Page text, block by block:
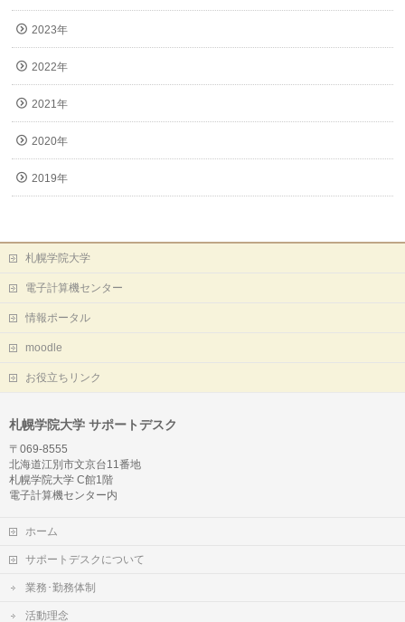
2023年
2022年
2021年
2020年
2019年
札幌学院大学
電子計算機センター
情報ポータル
moodle
お役立ちリンク
札幌学院大学 サポートデスク
〒069-8555
北海道江別市文京台11番地
札幌学院大学 C館1階
電子計算機センター内
ホーム
サポートデスクについて
業務･勤務体制
活動理念